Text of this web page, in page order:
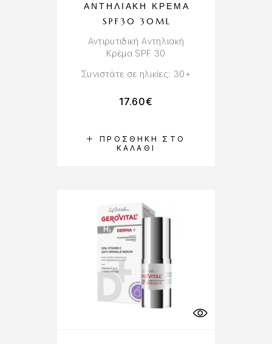
ΠΡΟΣΘΉΚΗ ΣΤΟ
ΚΑΛΆΘΙ
ΑΝΤΗΛΙΑΚΉ ΚΡΈΜΑ
SPF30 30ML
Αντιρυτιδική Αντηλιακή
Κρέμα SPF 30
Συνιστάτε σε ηλικίες: 30+
17.60€